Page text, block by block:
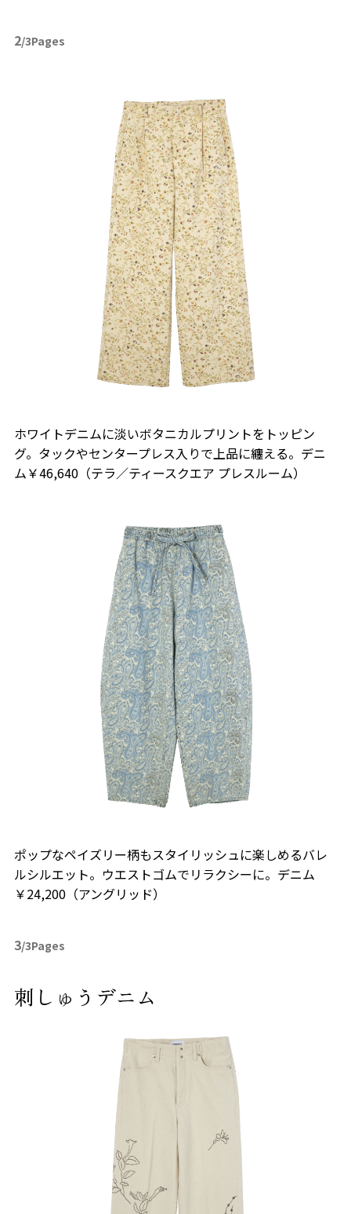
2/3Pages
ホワイトデニムに淡いボタニカルプリントをトッピン
グ。タックやセンタープレス入りで上品に纏える。デニ
ム￥46,640（テラ／ティースクエア プレスルーム）
ポップなペイズリー柄もスタイリッシュに楽しめるバレ
ルシルエット。ウエストゴムでリラクシーに。デニム
￥24,200（アングリッド）
3/3Pages
刺しゅうデニム